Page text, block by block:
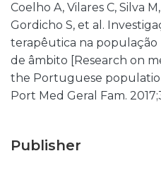
Coelho A, Vilares C, Silva
Gordicho S, et al.
terapêutica na população
de âmbito [Research on
the Portuguese
Port Med Geral Fam.
Publisher